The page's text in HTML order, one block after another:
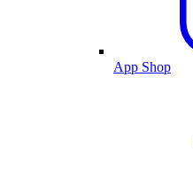
App Shop